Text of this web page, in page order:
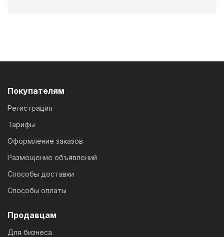
Покупателям
Регистрация
Тарифы
Оформление заказов
Размещение объявлений
Способы доставки
Способы оплаты
Продавцам
Для бизнеса